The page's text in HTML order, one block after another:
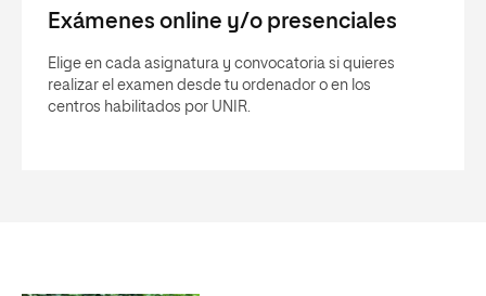
Exámenes online y/o presenciales
Elige en cada asignatura y convocatoria si quieres
realizar el examen desde tu ordenador o en los
centros habilitados por UNIR.